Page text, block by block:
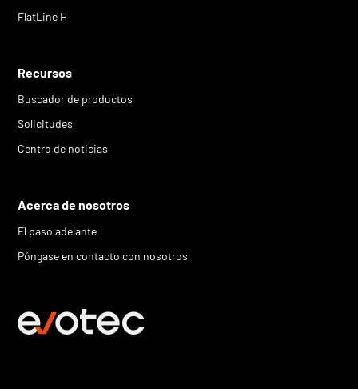
FlatLine H
Recursos
Buscador de productos
Solicitudes
Centro de noticias
Acerca de nosotros
El paso adelante
Póngase en contacto con nosotros